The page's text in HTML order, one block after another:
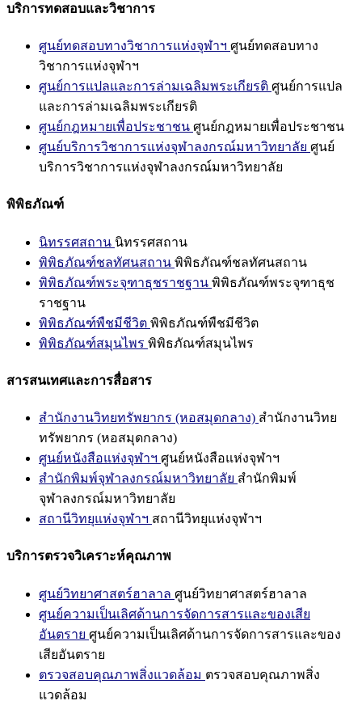
บริการทดสอบและวิชาการ
ศูนย์ทดสอบทางวิชาการแห่งจุฬาฯ ศูนย์ทดสอบทาง
วิชาการแห่งจุฬาฯ
ศูนย์การแปลและการล่ามเฉลิมพระเกียรติ ศูนย์การแปล
และการล่ามเฉลิมพระเกียรติ
ศูนย์กฎหมายเพื่อประชาชน ศูนย์กฎหมายเพื่อประชาชน
ศูนย์บริการวิชาการแห่งจุฬาลงกรณ์มหาวิทยาลัย ศูนย์
บริการวิชาการแห่งจุฬาลงกรณ์มหาวิทยาลัย
พิพิธภัณฑ์
นิทรรศสถาน นิทรรศสถาน
พิพิธภัณฑ์ชลทัศนสถาน พิพิธภัณฑ์ชลทัศนสถาน
พิพิธภัณฑ์พระจุฑาธุชราชฐาน พิพิธภัณฑ์พระจุฑาธุช
ราชฐาน
พิพิธภัณฑ์พืชมีชีวิต พิพิธภัณฑ์พืชมีชีวิต
พิพิธภัณฑ์สมุนไพร พิพิธภัณฑ์สมุนไพร
สารสนเทศและการสื่อสาร
สำนักงานวิทยทรัพยากร (หอสมุดกลาง) สำนักงานวิทย
ทรัพยากร (หอสมุดกลาง)
ศูนย์หนังสือแห่งจุฬาฯ ศูนย์หนังสือแห่งจุฬาฯ
สำนักพิมพ์จุฬาลงกรณ์มหาวิทยาลัย สำนักพิมพ์
จุฬาลงกรณ์มหาวิทยาลัย
สถานีวิทยุแห่งจุฬาฯ สถานีวิทยุแห่งจุฬาฯ
บริการตรวจวิเคราะห์คุณภาพ
ศูนย์วิทยาศาสตร์ฮาลาล ศูนย์วิทยาศาสตร์ฮาลาล
ศูนย์ความเป็นเลิศด้านการจัดการสารและของเสีย
อันตราย ศูนย์ความเป็นเลิศด้านการจัดการสารและของ
เสียอันตราย
ตรวจสอบคุณภาพสิ่งแวดล้อม ตรวจสอบคุณภาพสิ่ง
แวดล้อม